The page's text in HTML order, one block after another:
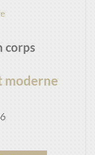
corps
moderne